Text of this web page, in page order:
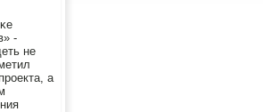
-
не
а